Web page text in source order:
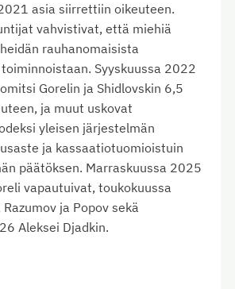
asia siirrettiin oikeuteen.
vahvistivat, että miehiä
rauhanomaisista
Syyskuussa 2022
Gorelin ja Shidlovskin 6,5
ja muut uskovat
yleisen järjestelmän
ja kassaatiotuomioistuin
päätöksen. Marraskuussa 2025
vapautuivat, toukokuussa
ja Popov sekä
Aleksei Djadkin.